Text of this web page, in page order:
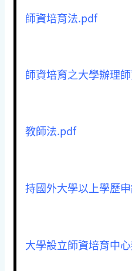
師資培育法.pdf
師資培育之大學辦理
教師法.pdf
持國外大學以上學歷
大學設立師資培育中